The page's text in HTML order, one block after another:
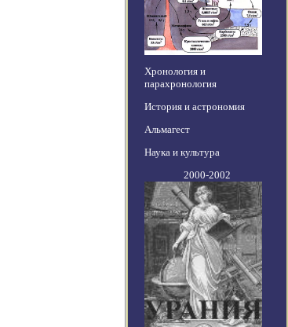
Хронология и
парахронология
История и астрономия
Альмагест
Наука и культура
2000-2002